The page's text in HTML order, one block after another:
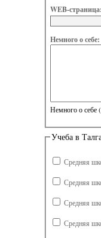
WEB-страница:
Немного о себе:
Немного о себе
Учеба в
Средняя
Средняя
Средняя
Средняя